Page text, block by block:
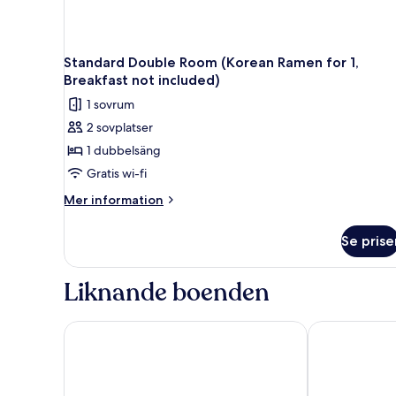
Standard Double Room (Korean Ramen for 1,
Breakfast not included)
1 sovrum
2 sovplatser
1 dubbelsäng
Gratis wi-fi
Mer information
Mer
Double
Room
(Korean
for
Se
Liknande boenden
Vallas Hotel & Guest house world house